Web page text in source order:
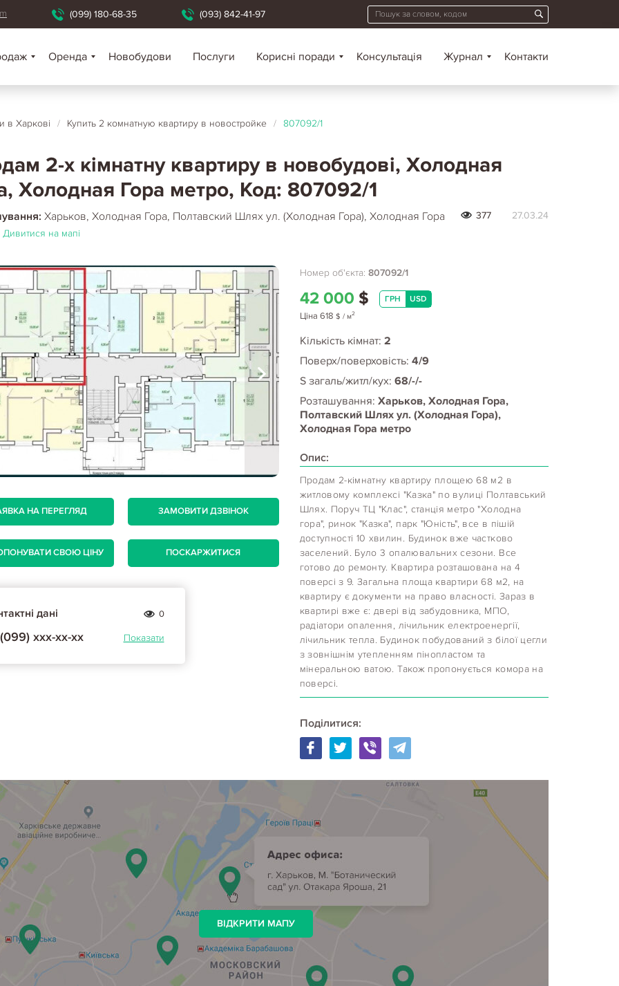
(099) 180-68-35 (093) 842-41-97
Оренда Новобудови Послуги Корисні поради Консультація Журнал Контакти
в Харкові / Купить 2 комнатную квартиру в новостройке / 807092/1
2-х кімнатну квартиру в новобудові, Холодная
Холодная Гора метро, Код: 807092/1
Харьков, Холодная Гора, Полтавский Шлях ул. (Холодная Гора), Холодная Гора
Дивитися на мапі
377 27.03.24
НА ПЕРЕГЛЯД ЗАМОВИТИ ДЗВІНОК
СВОЮ ЦІНУ ПОСКАРЖИТИСЯ
дані 0
(099) ххх-хх-хх Показати
Номер об'єкта: 807092/1
42 000 $ ГРН USD
Ціна 618 $ / м2
Кількість кімнат: 2
Поверх/поверховість: 4/9
S загаль/житл/кух: 68/-/-
Розташування: Харьков, Холодная Гора,
Полтавский Шлях ул. (Холодная Гора),
Холодная Гора метро
Опис:
Продам 2-кімнатну квартиру площею 68 м2 в
житловому комплексі "Казка" по вулиці Полтавський
Шлях. Поруч ТЦ "Клас", станція метро "Холодна
гора", ринок "Казка", парк "Юність", все в пішій
доступності 10 хвилин. Будинок вже частково
заселений. Було 3 опалювальних сезони. Все
готово до ремонту. Квартира розташована на 4
поверсі з 9. Загальна площа квартири 68 м2, на
квартиру є документи на право власності. Зараз в
квартирі вже є: двері від забудовника, МПО,
радіатори опалення, лічильник електроенергії,
лічильник тепла. Будинок побудований з білої цегли
з зовнішнім утепленням пінопластом та
мінеральною ватою. Також пропонується комора на
поверсі.
Поділитися:
ВІДКРИТИ МАПУ